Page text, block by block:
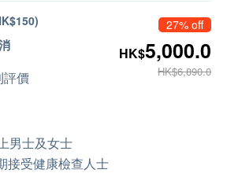
評價
27% off
HK$5,000.0
HK$6,890.0
男士及女士
接受健康檢查人士